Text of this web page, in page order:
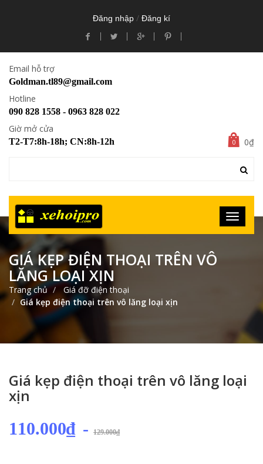
Đăng nhập / Đăng kí
Email hỗ trợ
Goldman.tl89@gmail.com
Hotline
090 828 1558 - 0963 828 022
Giờ mở cửa
T2-T7:8h-18h; CN:8h-12h 0 0₫
GIÁ KẸP ĐIỆN THOẠI TRÊN VÔ
LĂNG LOẠI XỊN
Trang chủ
Giá đỡ điện thoại
Giá kẹp điện thoại trên vô lăng loại xịn
Giá kẹp điện thoại trên vô lăng loại
xịn
110.000₫ - 129.000₫